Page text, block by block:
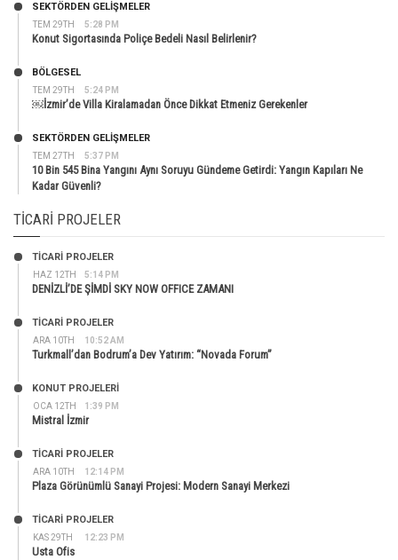
TEM 29TH 5:28 PM
SEKTÖRDEN GELIŞMELER
Konut Sigortasında Poliçe Bedeli Nasıl Belirlenir?
TEM 29TH 5:24 PM
BÖLGESEL
￼İzmir’de Villa Kiralamadan Önce Dikkat Etmeniz Gerekenler
TEM 27TH 5:37 PM
SEKTÖRDEN GELIŞMELER
10 Bin 545 Bina Yangını Aynı Soruyu Gündeme Getirdi: Yangın Kapıları Ne
Kadar Güvenli?
TICARI PROJELER
HAZ 12TH 5:14 PM
TİCARİ PROJELER
DENİZLİ’DE ŞİMDİ SKY NOW OFFICE ZAMANI
ARA 10TH 10:52 AM
TİCARİ PROJELER
Turkmall’dan Bodrum’a Dev Yatırım: “Novada Forum”
OCA 12TH 1:39 PM
KONUT PROJELERI
Mistral İzmir
ARA 10TH 12:14 PM
TİCARİ PROJELER
Plaza Görünümlü Sanayi Projesi: Modern Sanayi Merkezi
KAS 29TH 12:23 PM
TİCARİ PROJELER
Usta Ofis